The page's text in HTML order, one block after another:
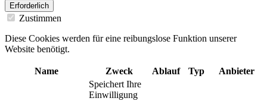
Erforderlich
Zustimmen
Diese Cookies werden für eine reibungslose Funktion unserer
Website benötigt.
Name Zweck Ablauf Typ Anbieter
Speichert Ihre
Einwilligung